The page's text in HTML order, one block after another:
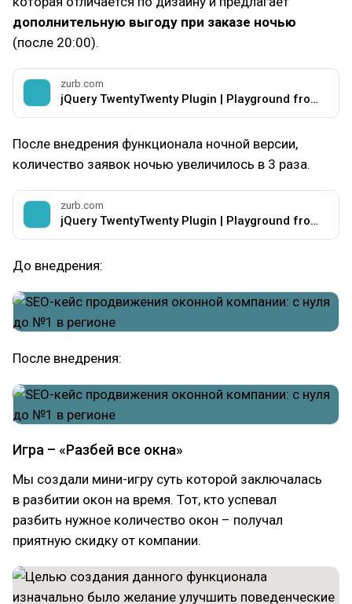
дополнительную выгоду при заказе ночью
(после 20:00).
zurb.com
jQuery TwentyTwenty Plugin | Playground from ZURB
После внедрения функционала ночной версии,
количество заявок ночью увеличилось в 3 раза.
zurb.com
jQuery TwentyTwenty Plugin | Playground from ZURB
До внедрения:
После внедрения:
Игра – «Разбей все окна»
Мы создали мини-игру суть которой заключалась
в разбитии окон на время. Тот, кто успевал
разбить нужное количество окон – получал
приятную скидку от компании.